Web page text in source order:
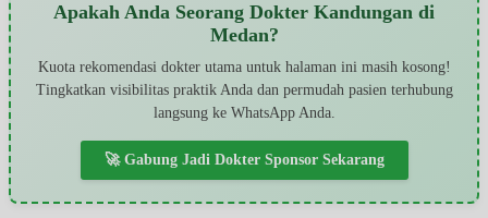
Apakah Anda Seorang Dokter Kandungan di
Medan?
Kuota rekomendasi dokter utama untuk halaman ini masih kosong!
Tingkatkan visibilitas praktik Anda dan permudah pasien terhubung
langsung ke WhatsApp Anda.
🚀 Gabung Jadi Dokter Sponsor Sekarang